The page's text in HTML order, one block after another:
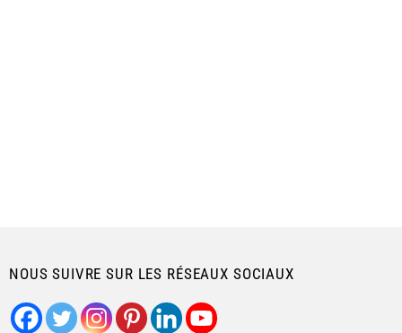
NOUS SUIVRE SUR LES RÉSEAUX SOCIAUX